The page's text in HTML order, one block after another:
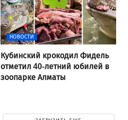
НОВОСТИ
Кубинский крокодил Фидель
отметил 40-летний юбилей в
зоопарке Алматы